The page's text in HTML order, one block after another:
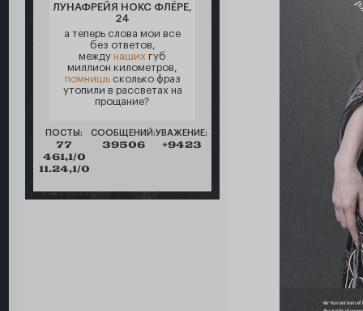
ЛУНАФРЕЙЯ НОКС ФЛЁРЕ,
24
а теперь слова мои все
без ответов,
между наших губ
миллион километров,
помнишьсколько фраз
утопили в рассветах на
прощание?
ПОСТЫ:
77
461,1/0
11.24,1/0
СООБЩЕНИЙ:
39506
УВАЖЕНИЕ:
+9423